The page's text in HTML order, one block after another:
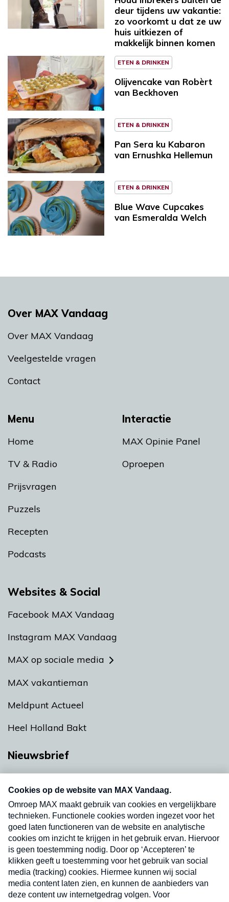
deur tijdens uw vakantie:
zo voorkomt u dat ze uw
huis uitkiezen of
makkelijk binnen komen
ETEN & DRINKEN
Olijvencake van Robèrt
van Beckhoven
ETEN & DRINKEN
Pan Sera ku Kabaron
van Ernushka Hellemun
ETEN & DRINKEN
Blue Wave Cupcakes
van Esmeralda Welch
Menu
Home
TV & Radio
Prijsvragen
Puzzels
Recepten
Podcasts
Interactie
MAX Opinie Panel
Oproepen
Over MAX Vandaag
Over MAX Vandaag
Veelgestelde vragen
Contact
Websites & Social
Facebook MAX Vandaag
Instagram MAX Vandaag
MAX op sociale media
MAX vakantieman
Meldpunt Actueel
Heel Holland Bakt
Nieuwsbrief
nieuwsbrief. Elke vrijdag- en dinsdagochtend in
uw mailbox.
Verzend